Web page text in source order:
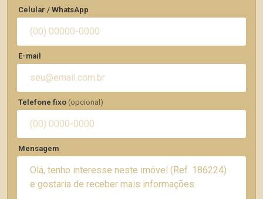
Celular / WhatsApp
E-mail
Telefone fixo (opcional)
Mensagem